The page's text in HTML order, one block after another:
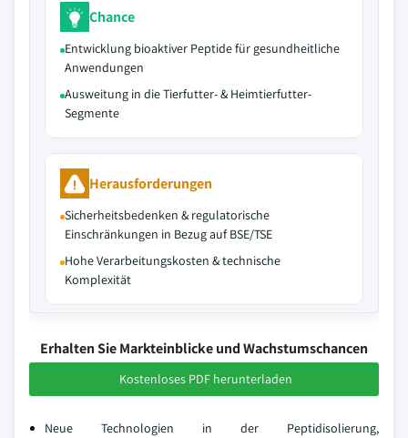
Chance
Entwicklung bioaktiver Peptide für gesundheitliche
Anwendungen
Ausweitung in die Tierfutter- & Heimtierfutter-
Segmente
Herausforderungen
Sicherheitsbedenken & regulatorische
Einschränkungen in Bezug auf BSE/TSE
Hohe Verarbeitungskosten & technische
Komplexität
Erhalten Sie Markteinblicke und Wachstumschancen
Kostenloses PDF herunterladen
Neue Technologien in der Peptidisolierung,